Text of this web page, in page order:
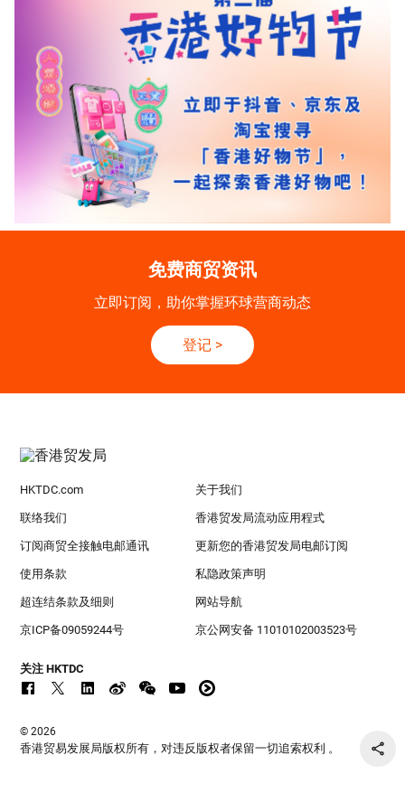
免费商贸资讯
立即订阅，助你掌握环球营商动态
登记 >
HKTDC.com 关于我们
联络我们 香港贸发局流动应用程式
订阅商贸全接触电邮通讯 更新您的香港贸发局电邮订阅
使用条款 私隐政策声明
超连结条款及细则 网站导航
京ICP备09059244号 京公网安备 11010102003523号
关注 HKTDC
© 2026
香港贸易发展局版权所有，对违反版权者保留一切追索权利 。